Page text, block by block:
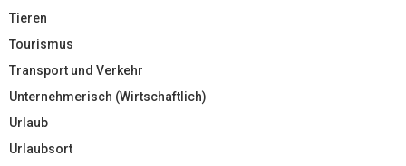
Tieren
Tourismus
Transport und Verkehr
Unternehmerisch (Wirtschaftlich)
Urlaub
Urlaubsort